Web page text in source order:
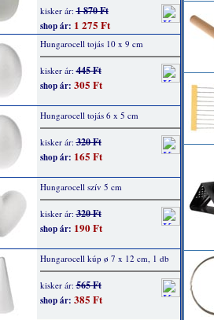
kisker ár:1 870 Ft
shop ár: 1 275 Ft
Hungarocell tojás 10 x 9 cm
kisker ár:445 Ft
shop ár: 305 Ft
Hungarocell tojás 6 x 5 cm
kisker ár:320 Ft
shop ár: 165 Ft
Hungarocell szív 5 cm
kisker ár:320 Ft
shop ár: 190 Ft
Hungarocell kúp ø 7 x 12 cm, 1 db
kisker ár:565 Ft
shop ár: 385 Ft